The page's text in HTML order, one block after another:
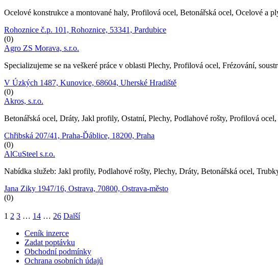
Ocelové konstrukce a montované haly, Profilová ocel, Betonářská ocel, Ocelové a
Rohoznice č.p. 101, Rohoznice, 53341, Pardubice
(0)
Agro ZS Morava, s.r.o.
Specializujeme se na veškeré práce v oblasti Plechy, Profilová ocel, Frézování,
V Úzkých 1487, Kunovice, 68604, Uherské Hradiště
(0)
Akros, s.r.o.
Betonářská ocel, Dráty, Jakl profily, Ostatní, Plechy, Podlahové rošty, Profilová
Chřibská 207/41, Praha-Ďáblice, 18200, Praha
(0)
AlCuSteel s.r.o.
Nabídka služeb: Jakl profily, Podlahové rošty, Plechy, Dráty, Betonářská ocel,
Jana Ziky 1947/16, Ostrava, 70800, Ostrava-město
(0)
1 2 3 … 14 … 26 Další
Ceník inzerce
Zadat poptávku
Obchodní podmínky
Ochrana osobních údajů